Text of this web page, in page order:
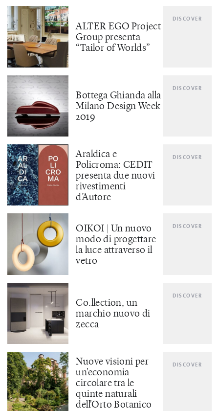
ALTER EGO Project
Group presenta
“Tailor of Worlds”
DISCOVER
Bottega Ghianda alla
Milano Design Week
2019
DISCOVER
Araldica e
Policroma: CEDIT
presenta due nuovi
rivestimenti
d’Autore
DISCOVER
OIKOI | Un nuovo
modo di progettare
la luce attraverso il
vetro
DISCOVER
Co.llection, un
marchio nuovo di
zecca
DISCOVER
Nuove visioni per
un'economia
circolare tra le
quinte naturali
dell'Orto Botanico
DISCOVER